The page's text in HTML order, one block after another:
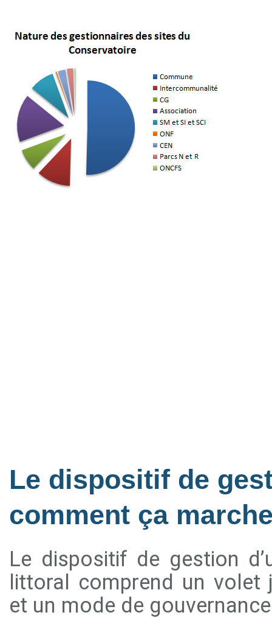
Le dispositif de
comment ça
Le dispositif de gestion
littoral comprend un volet
et un mode de